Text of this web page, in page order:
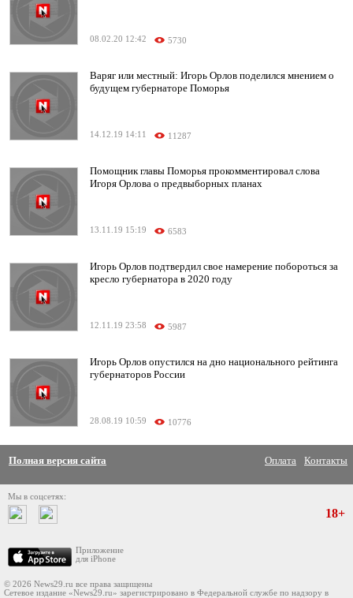
08.02.20 12:42 5730
Варяг или местный: Игорь Орлов поделился мнением о
будущем губернаторе Поморья
14.12.19 14:11 11287
Помощник главы Поморья прокомментировал слова
Игоря Орлова о предвыборных планах
13.11.19 15:19 6583
Игорь Орлов подтвердил свое намерение побороться за
кресло губернатора в 2020 году
12.11.19 23:58 5987
Игорь Орлов опустился на дно национального рейтинга
губернаторов России
28.08.19 10:59 10776
Полная версия сайта Оплата Контакты
Мы в соцсетях:
Приложение
для iPhone
18+
© 2026 News29.ru все права защищены
Сетевое издание «News29.ru» зарегистрировано в Федеральной службе по надзору в